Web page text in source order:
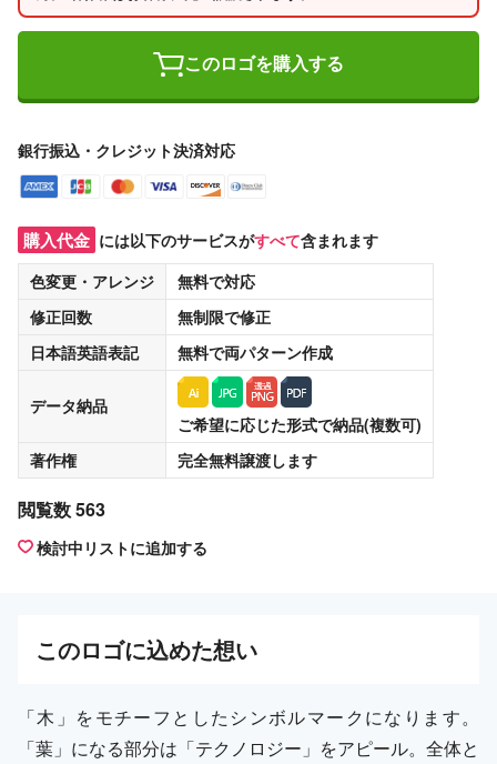
このロゴを購入する
銀行振込・クレジット決済対応
購入代金 には以下のサービスがすべて含まれます
色変更・アレンジ
無料で対応
修正回数
無制限で修正
日本語英語表記
無料で両パターン作成
データ納品
ご希望に応じた形式で納品(複数可)
著作権
完全無料譲渡します
閲覧数 563
検討中リストに追加する
このロゴに込めた想い
「木」をモチーフとしたシンボルマークになります。
「葉」になる部分は「テクノロジー」をアピール。全体と